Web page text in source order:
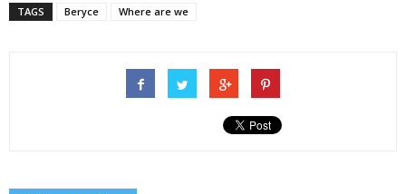
TAGS Beryce Where are we